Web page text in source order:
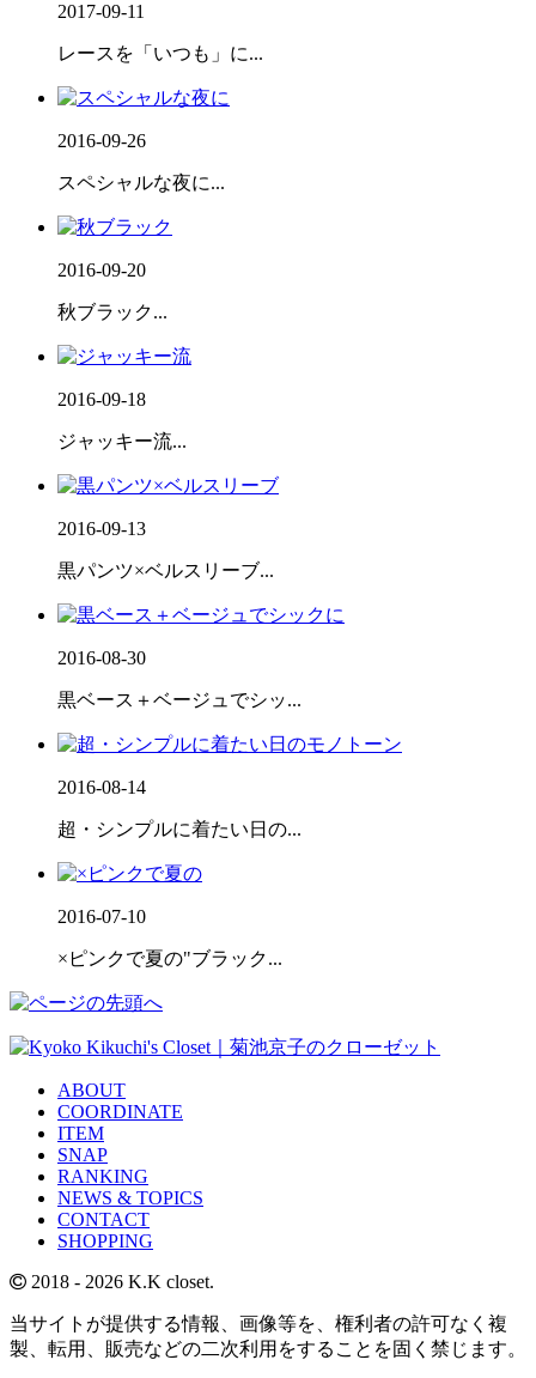
2017-09-11
レースを「いつも」に...
2016-09-26
スペシャルな夜に...
2016-09-20
秋ブラック...
2016-09-18
ジャッキー流...
2016-09-13
黒パンツ×ベルスリーブ...
2016-08-30
黒ベース＋ベージュでシッ...
2016-08-14
超・シンプルに着たい日の...
2016-07-10
×ピンクで夏の"ブラック...
ABOUT
COORDINATE
ITEM
SNAP
RANKING
NEWS & TOPICS
CONTACT
SHOPPING
2018 - 2026 K.K closet.
当サイトが提供する情報、画像等を、権利者の許可なく複
製、転用、販売などの二次利用をすることを固く禁じます。